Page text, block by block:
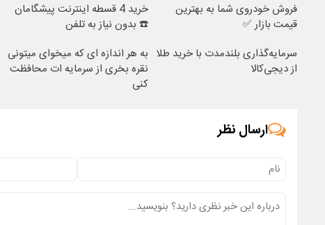
فروش خودروی شما به بهترین
قیمت بازار ✅
خرید 4 قسطه اینترنت پیشگامان
☎️ بدون نیاز به تلفن
سرمایه‌گذاری بلندمدت با خرید طلا
از دیجی‌کالا
به هر اندازه ای که میخوای میتونی
نقره بخری از سرمایه ات محافظت
کنی
ارسال نظر